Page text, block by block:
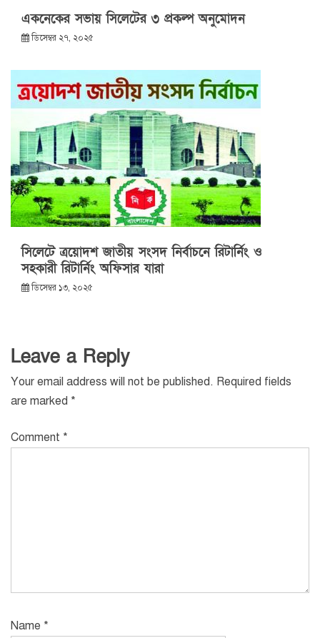
একনেকের সভায় সিলেটের ৩ প্রকল্প অনুমোদন
ডিসেম্বর ২৭, ২০২৫
সিলেটে ত্রয়োদশ জাতীয় সংসদ নির্বাচনে রিটার্নিং ও
সহকারী রিটার্নিং অফিসার যারা
ডিসেম্বর ১৩, ২০২৫
Leave a Reply
Your email address will not be published. Required fields
are marked *
Comment *
Name *